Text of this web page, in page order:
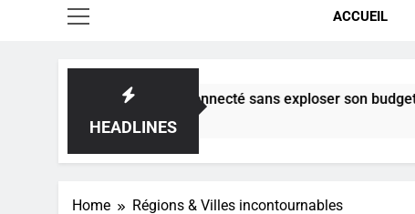
ACCUEIL
HEADLINES
: Comment rester connecté sans exploser son budget?
Home Régions & Villes incontournables